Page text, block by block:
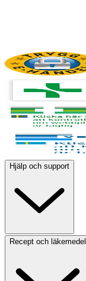
Hjälp och support
Recept och läkemedel